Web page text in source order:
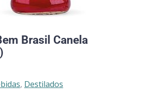
Brasil Canela
, Destilados